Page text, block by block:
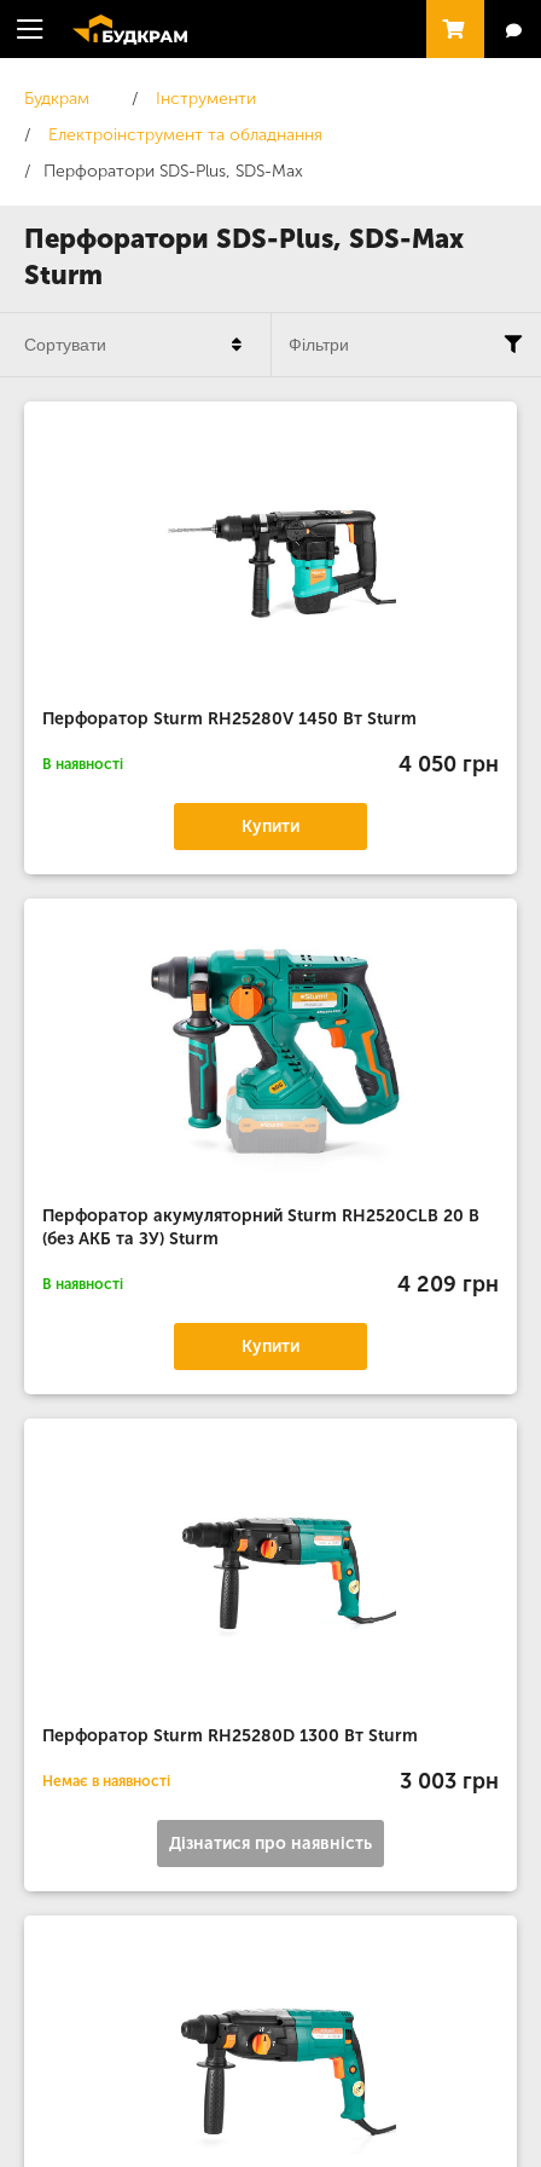
Перфоратори SDS-Plus, SDS-Max
Sturm
Будкрам
Інструменти
Електроінструмент та обладнання
Перфоратори SDS-Plus, SDS-Max
Перфоратор Sturm RH25280V 1450 Вт Sturm
В наявності 4 050 грн
Купити
Перфоратор акумуляторний Sturm RH2520CLB 20 В
(без АКБ та ЗУ) Sturm
В наявності 4 209 грн
Купити
Перфоратор Sturm RH25280D 1300 Вт Sturm
Немає в наявності 3 003 грн
Дізнатися про наявність
Сортувати Фільтри